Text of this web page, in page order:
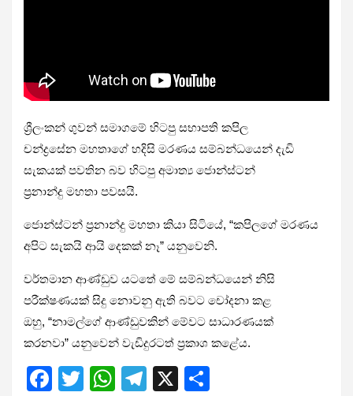
ශ්‍රීලංකන් ගුවන් සමාගමේ හිටපු සභාපති කපිල
චන්ද්‍රසේන මහතාගේ හදිසි මරණය සම්බන්ධයෙන් දැඩි
සැකයක් පවතින බව හිටපු අමාත්‍ය ජොන්ස්ටන්
ප්‍රනාන්දු මහතා පවසයි.
ජොන්ස්ටන් ප්‍රනාන්දු මහතා කියා සිටියේ, “කපිලගේ මරණය
අපිට සැකයි ආයි දෙකක් නෑ” යනුවෙනි.
වර්තමාන ආණ්ඩුව යටතේ මේ සම්බන්ධයෙන් නිසි
පරීක්ෂණයක් සිදු නොවනු ඇති බවට චෝදනා කළ
ඔහු, “නාමල්ගේ ආණ්ඩුවකින් මේවට සාධාරණයක්
කරනවා” යනුවෙන් වැඩිදුරටත් ප්‍රකාශ කළේය.
F
T
W T
X